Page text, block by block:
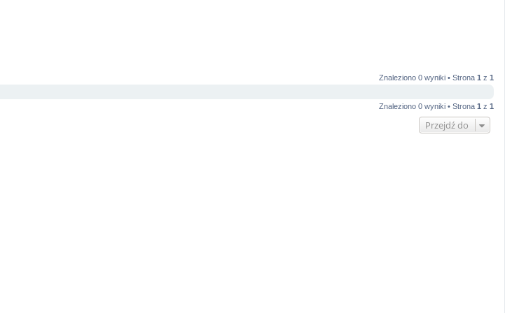
Znaleziono 0 wyniki • Strona 1 z 1
Znaleziono 0 wyniki • Strona 1 z 1
Przejdź do